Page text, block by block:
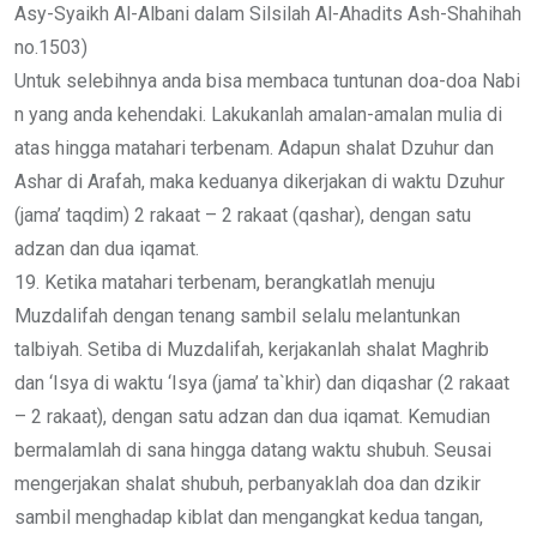
Asy-Syaikh Al-Albani dalam Silsilah Al-Ahadits Ash-Shahihah
no.1503)
Untuk selebihnya anda bisa membaca tuntunan doa-doa Nabi
n yang anda kehendaki. Lakukanlah amalan-amalan mulia di
atas hingga matahari terbenam. Adapun shalat Dzuhur dan
Ashar di Arafah, maka keduanya dikerjakan di waktu Dzuhur
(jama’ taqdim) 2 rakaat – 2 rakaat (qashar), dengan satu
adzan dan dua iqamat.
19. Ketika matahari terbenam, berangkatlah menuju
Muzdalifah dengan tenang sambil selalu melantunkan
talbiyah. Setiba di Muzdalifah, kerjakanlah shalat Maghrib
dan ‘Isya di waktu ‘Isya (jama’ ta`khir) dan diqashar (2 rakaat
– 2 rakaat), dengan satu adzan dan dua iqamat. Kemudian
bermalamlah di sana hingga datang waktu shubuh. Seusai
mengerjakan shalat shubuh, perbanyaklah doa dan dzikir
sambil menghadap kiblat dan mengangkat kedua tangan,